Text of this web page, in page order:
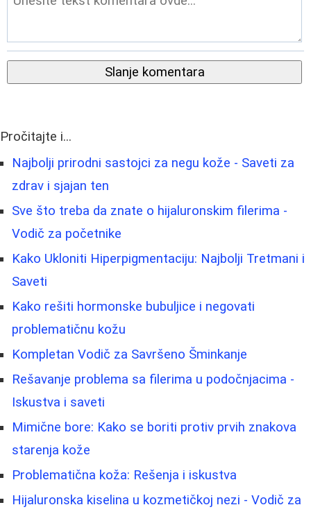
Slanje komentara
Pročitajte i...
Najbolji prirodni sastojci za negu kože - Saveti za
zdrav i sjajan ten
Sve što treba da znate o hijaluronskim filerima -
Vodič za početnike
Kako Ukloniti Hiperpigmentaciju: Najbolji Tretmani i
Saveti
Kako rešiti hormonske bubuljice i negovati
problematičnu kožu
Kompletan Vodič za Savršeno Šminkanje
Rešavanje problema sa filerima u podočnjacima -
Iskustva i saveti
Mimične bore: Kako se boriti protiv prvih znakova
starenja kože
Problematična koža: Rešenja i iskustva
Hijaluronska kiselina u kozmetičkoj nezi - Vodič za